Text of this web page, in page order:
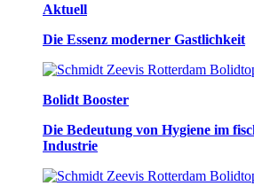
Aktuell
Die Essenz moderner Gastlichkeit
Bolidt Booster
Die Bedeutung von Hygiene im
Industrie